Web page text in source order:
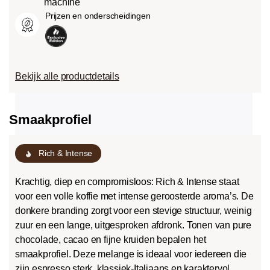
machine
Prijzen en onderscheidingen
Bekijk alle productdetails
Smaakprofiel
Rich & Intense
Krachtig, diep en compromisloos: Rich & Intense staat
voor een volle koffie met intense geroosterde aroma’s. De
donkere branding zorgt voor een stevige structuur, weinig
zuur en een lange, uitgesproken afdronk. Tonen van pure
chocolade, cacao en fijne kruiden bepalen het
smaakprofiel. Deze melange is ideaal voor iedereen die